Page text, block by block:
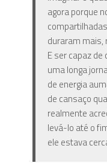
agora porque
duraram
E ser capaz
uma longa
de energia
de cansaço
realmente
levá-lo até o
ele estava